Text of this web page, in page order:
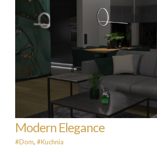
Modern Elegance
#Dom #Kuchnia
Modern Elegance
#Dom, #Kuchnia